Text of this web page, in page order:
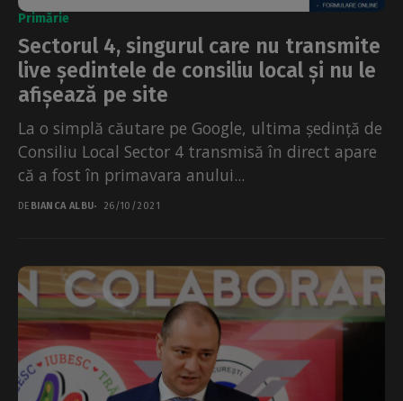
Primărie
Sectorul 4, singurul care nu transmite
live ședintele de consiliu local și nu le
afișează pe site
La o simplă căutare pe Google, ultima ședință de
Consiliu Local Sector 4 transmisă în direct apare
că a fost în primavara anului...
DE BIANCA ALBU 26/10/2021